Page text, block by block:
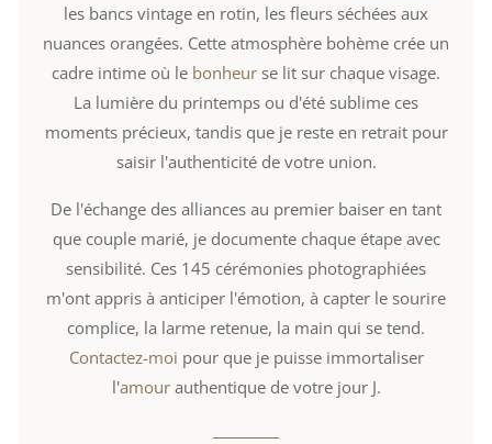
les bancs vintage en rotin, les fleurs séchées aux
nuances orangées. Cette atmosphère bohème crée un
cadre intime où le bonheur se lit sur chaque visage.
La lumière du printemps ou d'été sublime ces
moments précieux, tandis que je reste en retrait pour
saisir l'authenticité de votre union.
De l'échange des alliances au premier baiser en tant
que couple marié, je documente chaque étape avec
sensibilité. Ces 145 cérémonies photographiées
m'ont appris à anticiper l'émotion, à capter le sourire
complice, la larme retenue, la main qui se tend.
Contactez-moi pour que je puisse immortaliser
l'amourauthentique de votre jour J.